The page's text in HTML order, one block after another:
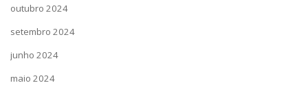
outubro 2024
setembro 2024
junho 2024
maio 2024